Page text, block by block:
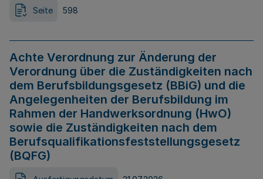
Seite 598
Achte Verordnung zur Änderung der
Verordnung über die Zuständigkeiten nach
dem Berufsbildungsgesetz (BBiG) und die
Angelegenheiten der Berufsbildung im
Rahmen der Handwerksordnung (HwO)
sowie die Zuständigkeiten nach dem
Berufsqualifikationsfeststellungsgesetz
(BQFG)